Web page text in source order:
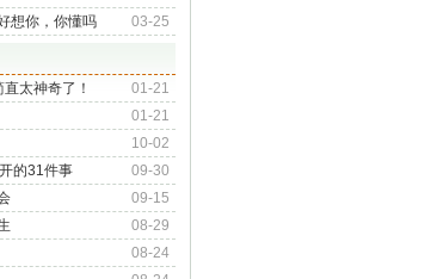
03-25
想你，你懂吗
01-21
太神奇了！
01-21
10-02
09-30
的31件事
09-15
08-29
08-24